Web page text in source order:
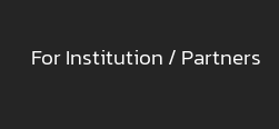
For Institution / Partners